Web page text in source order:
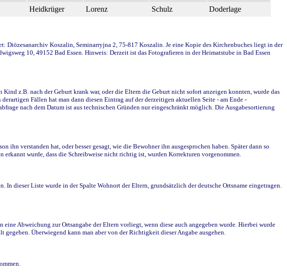
Heidkrüger Lorenz Schulz Doderlage
Koszalin, Seminarryjna 2, 75-817 Koszalin. Je eine Kopie des Kirchenbuches liegt in der
10, 49152 Bad Essen. Hinweis: Derzeit ist das Fotografieren in der Heimatstube in Bad Essen
z.B. nach der Geburt krank war, oder die Eltern die Geburt nicht sofort anzeigen konnten, wurde das
Fällen hat man dann diesen Eintrag auf der derzeitigen aktuellen Seite - am Ende -
nach dem Datum ist aus technischen Gründen nur eingeschränkt möglich. Die Ausgabesortierung
verstanden hat, oder besser gesagt, wie die Bewohner ihn ausgesprochen haben. Später dann so
wurde, dass die Schreibweise nicht richtig ist, wurden Korrekturen vorgenommen.
dieser Liste wurde in der Spalte Wohnort der Eltern, grundsätzlich der deutsche Ortsname eingetragen.
Abweichung zur Ortsangabe der Eltern vorliegt, wenn diese auch angegeben wurde. Hierbei wurde
Überwiegend kann man aber von der Richtigkeit dieser Angabe ausgehen.